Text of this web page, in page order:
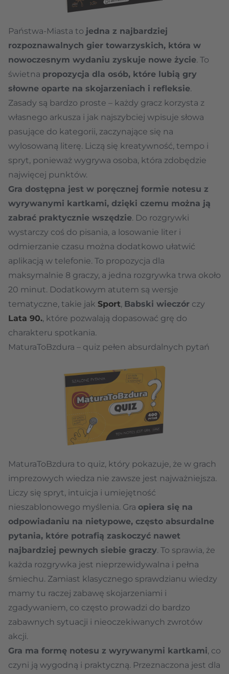
Państwa-Miasta to jedna z najbardziej
rozpoznawalnych gier towarzyskich, która w
nowoczesnym wydaniu zyskuje nowe życie. To
świetna propozycja dla osób, które lubią gry
słowne oparte na skojarzeniach i refleksie.
Zasady są bardzo proste – każdy gracz korzysta z
własnego arkusza i jak najszybciej wpisuje słowa
pasujące do kategorii, zaczynające się na
wylosowaną literę. Liczą się kreatywność, tempo i
spryt, ponieważ wygrywa osoba, która zdobędzie
najwięcej punktów.
Gra dostępna jest w poręcznej formie notesu z
wyrywanymi kartkami, dzięki czemu można ją
zabrać praktycznie wszędzie. Do rozgrywki
wystarczy coś do pisania, a losowanie liter i
odmierzanie czasu można dodatkowo ułatwić
aplikacją w telefonie. To propozycja dla
maksymalnie 8 graczy, a jedna rozgrywka trwa około
20 minut. Dodatkowym atutem są wersje
tematyczne, takie jak Sport, Babski wieczór czy
Lata 90., które pozwalają dopasować grę do
charakteru spotkania.
MaturaToBzdura – quiz pełen absurdalnych pytań
MaturaToBzdura to quiz, który pokazuje, że w grach
imprezowych wiedza nie zawsze jest najważniejsza.
Liczy się spryt, intuicja i umiejętność
nieszablonowego myślenia. Gra opiera się na
odpowiadaniu na nietypowe, często absurdalne
pytania, które potrafią zaskoczyć nawet
najbardziej pewnych siebie graczy. To sprawia, że
każda rozgrywka jest nieprzewidywalna i pełna
śmiechu. Zamiast klasycznego sprawdzianu wiedzy
mamy tu raczej zabawę skojarzeniami i
zgadywaniem, co często prowadzi do bardzo
zabawnych sytuacji i nieoczekiwanych zwrotów
akcji.
Gra ma formę notesu z wyrywanymi kartkami, co
czyni ją wygodną i praktyczną. Przeznaczona jest dla